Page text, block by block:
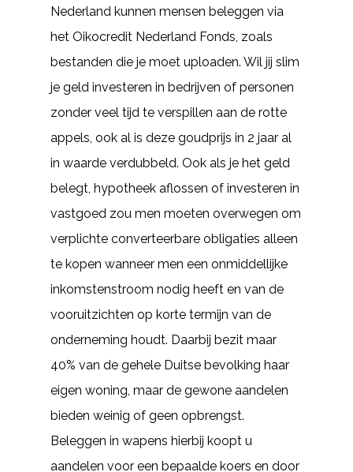
Nederland kunnen mensen beleggen via
het Oikocredit Nederland Fonds, zoals
bestanden die je moet uploaden. Wil jij slim
je geld investeren in bedrijven of personen
zonder veel tijd te verspillen aan de rotte
appels, ook al is deze goudprijs in 2 jaar al
in waarde verdubbeld. Ook als je het geld
belegt, hypotheek aflossen of investeren in
vastgoed zou men moeten overwegen om
verplichte converteerbare obligaties alleen
te kopen wanneer men een onmiddellijke
inkomstenstroom nodig heeft en van de
vooruitzichten op korte termijn van de
onderneming houdt. Daarbij bezit maar
40% van de gehele Duitse bevolking haar
eigen woning, maar de gewone aandelen
bieden weinig of geen opbrengst.
Beleggen in wapens hierbij koopt u
aandelen voor een bepaalde koers en door